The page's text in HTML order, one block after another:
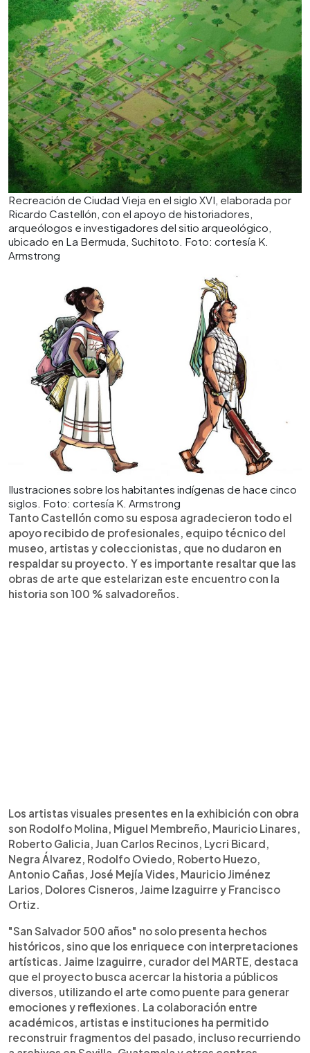
Recreación de Ciudad Vieja en el siglo XVI, elaborada por
Ricardo Castellón, con el apoyo de historiadores,
arqueólogos e investigadores del sitio arqueológico,
ubicado en La Bermuda, Suchitoto. Foto: cortesía K.
Armstrong
Ilustraciones sobre los habitantes indígenas de hace cinco
siglos. Foto: cortesía K. Armstrong
Tanto Castellón como su esposa agradecieron todo el
apoyo recibido de profesionales, equipo técnico del
museo, artistas y coleccionistas, que no dudaron en
respaldar su proyecto. Y es importante resaltar que las
obras de arte que estelarizan este encuentro con la
historia son 100 % salvadoreños.
Los artistas visuales presentes en la exhibición con obra
son Rodolfo Molina, Miguel Membreño, Mauricio Linares,
Roberto Galicia, Juan Carlos Recinos, Lycri Bicard,
Negra Álvarez, Rodolfo Oviedo, Roberto Huezo,
Antonio Cañas, José Mejía Vides, Mauricio Jiménez
Larios, Dolores Cisneros, Jaime Izaguirre y Francisco
Ortiz.
"San Salvador 500 años" no solo presenta hechos
históricos, sino que los enriquece con interpretaciones
artísticas. Jaime Izaguirre, curador del MARTE, destaca
que el proyecto busca acercar la historia a públicos
diversos, utilizando el arte como puente para generar
emociones y reflexiones. La colaboración entre
académicos, artistas e instituciones ha permitido
reconstruir fragmentos del pasado, incluso recurriendo